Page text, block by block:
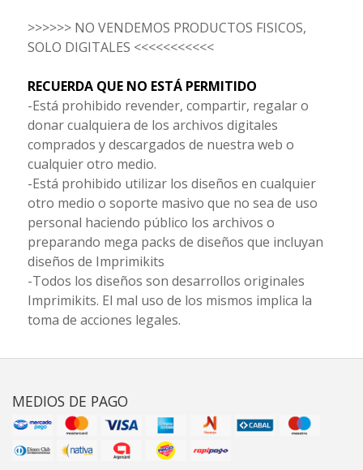
>>>>>> NO VENDEMOS PRODUCTOS FISICOS,
SOLO DIGITALES <<<<<<<<<<<
RECUERDA QUE NO ESTÁ PERMITIDO
-Está prohibido revender, compartir, regalar o
donar cualquiera de los archivos digitales
comprados y descargados de nuestra web o
cualquier otro medio.
-Está prohibido utilizar los diseños en cualquier
otro medio o soporte masivo que no sea de uso
personal haciendo público los archivos o
preparando mega packs de diseños que incluyan
diseños de Imprimikits
-Todos los diseños son desarrollos originales
Imprimikits. El mal uso de los mismos implica la
toma de acciones legales.
MEDIOS DE PAGO